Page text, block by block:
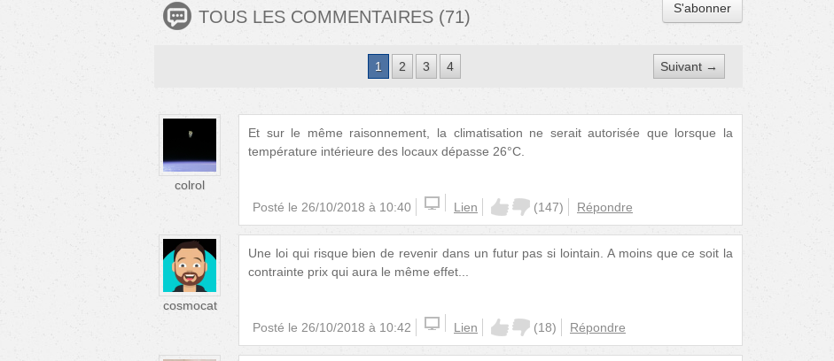
TOUS LES COMMENTAIRES (71) S'abonner
1 2 3 4 Suivant →
colrol
Et sur le même raisonnement, la climatisation ne serait autorisée que lorsque la
température intérieure des locaux dépasse 26°C.
Posté le 26/10/2018 à 10:40 Lien (147) Répondre
cosmocat
Une loi qui risque bien de revenir dans un futur pas si lointain. A moins que ce soit la
contrainte prix qui aura le même effet...
Posté le 26/10/2018 à 10:42 Lien (18) Répondre